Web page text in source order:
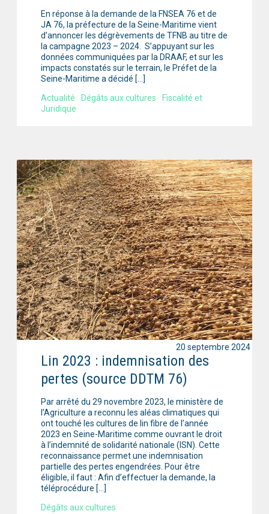
En réponse à la demande de la FNSEA 76 et de
JA 76, la préfecture de la Seine-Maritime vient
d’annoncer les dégrèvements de TFNB au titre de
la campagne 2023 – 2024. S’appuyant sur les
données communiquées par la DRAAF, et sur les
impacts constatés sur le terrain, le Préfet de la
Seine-Maritime a décidé […]
Actualité
Dégâts aux cultures
Fiscalité et
Juridique
Lin 2023 : indemnisation des
pertes (source DDTM 76)
Par arrêté du 29 novembre 2023, le ministère de
l’Agriculture a reconnu les aléas climatiques qui
ont touché les cultures de lin fibre de l’année
2023 en Seine-Maritime comme ouvrant le droit
à l’indemnité de solidarité nationale (ISN). Cette
reconnaissance permet une indemnisation
partielle des pertes engendrées. Pour être
éligible, il faut : Afin d’effectuer la demande, la
téléprocédure […]
Dégâts aux cultures
20 septembre 2024